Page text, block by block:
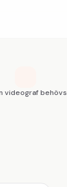
videograf behövs